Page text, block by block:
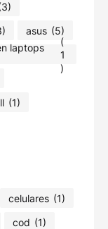
asus (5)
laptops
(
1
)
(1)
celulares (1)
cod (1)